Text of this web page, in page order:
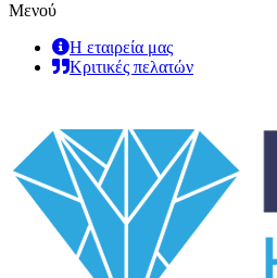
Μενού
Η εταιρεία μας
Κριτικές πελατών